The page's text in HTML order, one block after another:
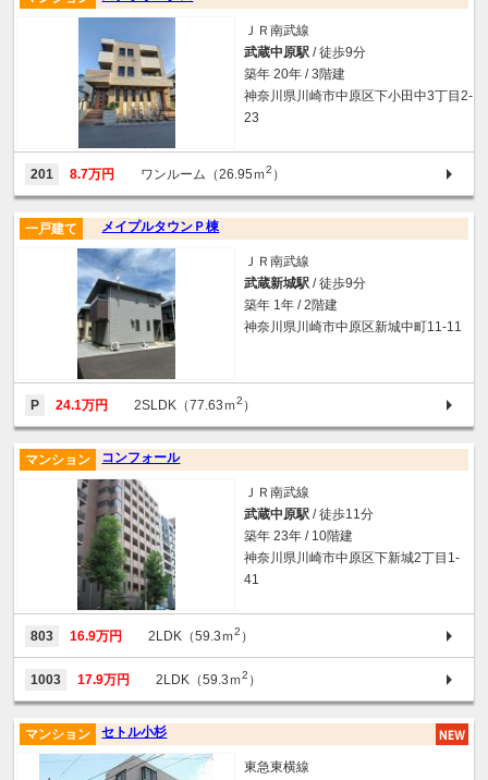
ＪＲ南武線
武蔵中原駅 / 徒歩9分
築年 20年 / 3階建
神奈川県川崎市中原区下小田中3丁目2-
23
201 8.7万円 ワンルーム（26.95ｍ2 ）
メイプルタウンＰ棟
一戸建て
ＪＲ南武線
武蔵新城駅 / 徒歩9分
築年 1年 / 2階建
神奈川県川崎市中原区新城中町11-11
P 24.1万円 2SLDK（77.63ｍ2 ）
コンフォール
マンション
ＪＲ南武線
武蔵中原駅 / 徒歩11分
築年 23年 / 10階建
神奈川県川崎市中原区下新城2丁目1-
41
803 16.9万円 2LDK（59.3ｍ2 ）
1003 17.9万円 2LDK（59.3ｍ2 ）
セトル小杉
マンション
東急東横線